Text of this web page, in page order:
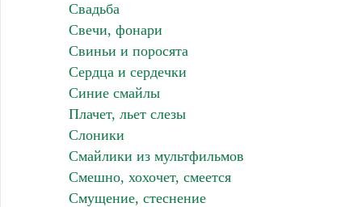
Свадьба
Свечи, фонари
Свиньи и поросята
Сердца и сердечки
Синие смайлы
Плачет, льет слезы
Слоники
Смайлики из мультфильмов
Смешно, хохочет, смеется
Смущение, стеснение